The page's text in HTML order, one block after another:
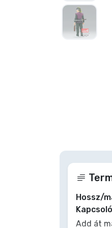
Hossz/
Add át
Szállítás és fizetés
Sorozatos cuccok
Gamer cuccok
Sportos cuccok
Zenés cuccok